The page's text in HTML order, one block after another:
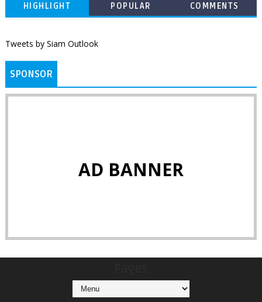
HIGHLIGHT POPULAR COMMENTS
Tweets by Siam Outlook
SPONSOR
AD BANNER